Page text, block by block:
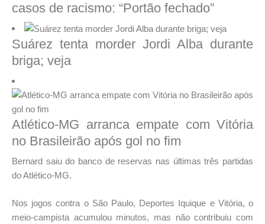
casos de racismo: “Portão fechado”
Suárez tenta morder Jordi Alba durante
briga; veja
Atlético-MG arranca empate com Vitória
no Brasileirão após gol no fim
Bernard saiu do banco de reservas nas últimas três partidas
do Atlético-MG.
Nos jogos contra o São Paulo, Deportes Iquique e Vitória, o
meio-campista acumulou minutos, mas não contribuiu com